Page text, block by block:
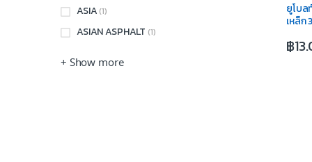
ยูโบล
เหล็ก 3
฿
ASIA (1)
ASIAN ASPHALT (1)
+ Show more